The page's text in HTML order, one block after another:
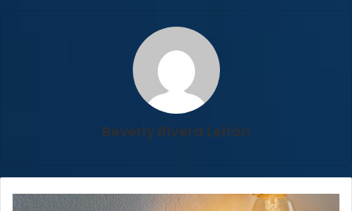
Beverly Rivera Leitón